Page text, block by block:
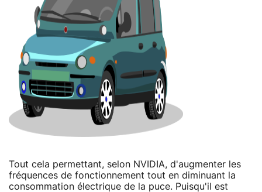
Tout cela permettant, selon NVIDIA, d'augmenter les
fréquences de fonctionnement tout en diminuant la
consommation électrique de la puce. Puisqu'il est